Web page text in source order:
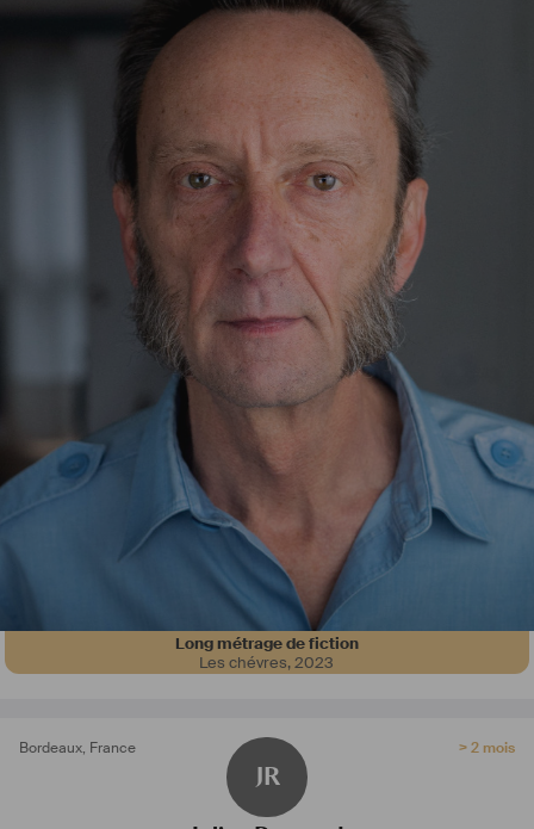
Long métrage de fiction
Les chévres,2023
Bordeaux, France
JR
> 2 mois